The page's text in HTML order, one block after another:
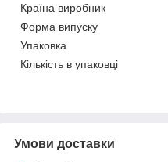
Країна виробник
Форма випуску
Упаковка
Кількість в упаковці
Умови доставки